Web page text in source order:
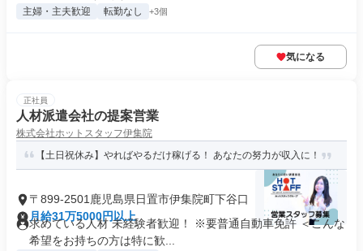
主婦・主夫歓迎 転勤なし +3個
気になる
正社員
人材派遣会社の提案営業
株式会社ホットスタッフ伊集院
【土日祝休み】やればやるだけ稼げる！ あなたの努力が収入に！
〒899-2501鹿児島県日置市伊集院町下谷口
月給31万5000円以上
求めている人材 未経験者歓迎！ ※要普通自動車免許 ＜こんな
希望をお持ちの方は特に歓...